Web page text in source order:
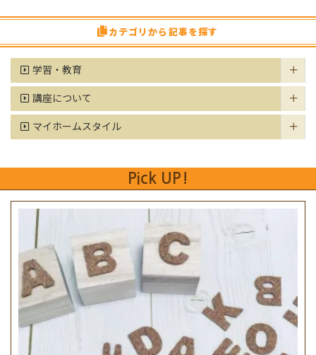
カテゴリから記事を探す
学習・教育
講座について
マイホームスタイル
Pick UP!